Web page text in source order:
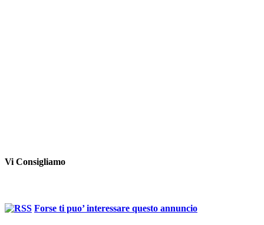
Vi Consigliamo
Forse ti puo’ interessare questo annuncio